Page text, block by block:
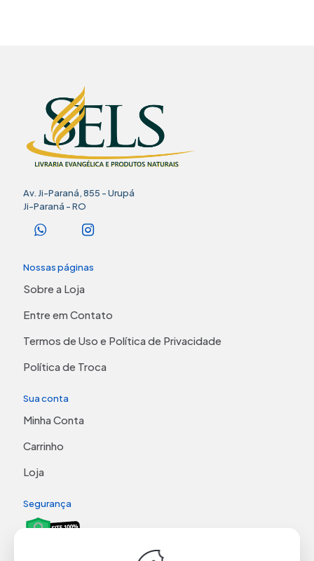
Av. Ji-Paraná, 855 - Urupá
Ji-Paraná - RO
Nossas páginas
Sobre a Loja
Entre em Contato
Termos de Uso e Política de Privacidade
Política de Troca
Sua conta
Minha Conta
Carrinho
Loja
Segurança